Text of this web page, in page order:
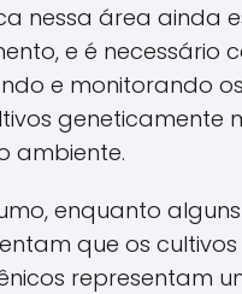
nessa área ainda
e é necessário
e monitorando
geneticamente
ambiente.
enquanto alguns
que os cultivos
representam